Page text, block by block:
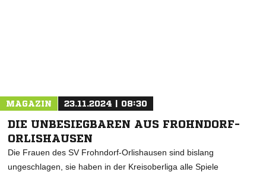
MAGAZIN 23.11.2024 | 08:30
DIE UNBESIEGBAREN AUS FROHNDORF-
ORLISHAUSEN
Die Frauen des SV Frohndorf-Orlishausen sind bislang
ungeschlagen, sie haben in der Kreisoberliga alle Spiele